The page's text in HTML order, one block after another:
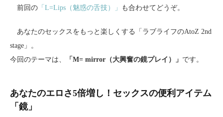
前回の 「L=Lips（魅惑の舌技）」 も合わせてどうぞ。
あなたのセックスをもっと楽しくする「ラブライフのAtoZ 2nd
stage」。
今回のテーマは、
「M= mirror（大興奮の鏡プレイ）」 です。
あなたのエロさ5倍増し！セックスの便利アイテム
「鏡」